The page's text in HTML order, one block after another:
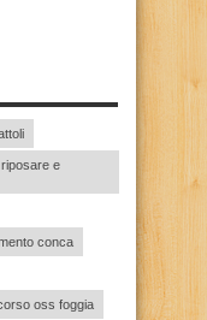
e
conca
oss foggia